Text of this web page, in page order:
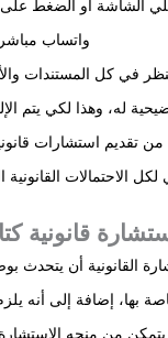
الشاشة أو الضغط على
واتساب
في كل المستندات
له، وهذا لكي يتم
من تقديم استشارات
الاحتمالات القانونية
قانونية
القانونية أن يتحدث
بها، إضافة إلى أنه
من منحه الاستشارة